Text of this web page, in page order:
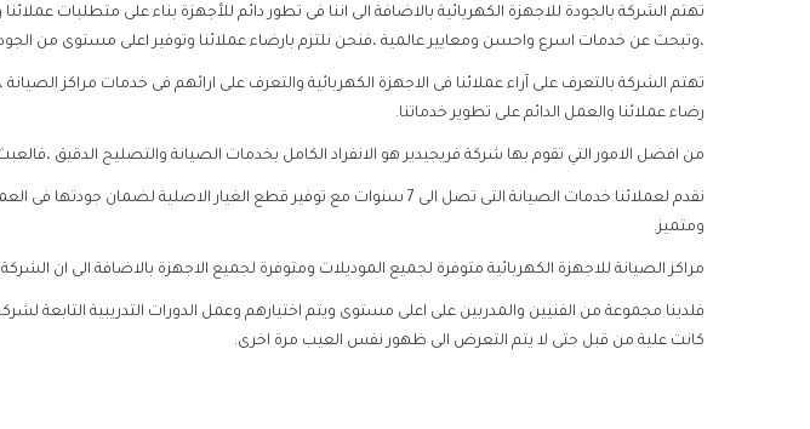
تهتم الشركة بالجودة للاجهزة الكهربائية بالاضافة الى اننا فى تطور دائم للأجهزة بناء على متطلبات
،وتبحث عن خدمات اسرع واحسن ومعايير عالمية ،فنحن نلتزم بارضاء عملائنا وتوفير اعلى مستوى من
تهتم الشركة بالتعرف على آراء عملائنا فى الاجهزة الكهربائية والتعرف على ارائهم فى خدمات مراكز
رضاء عملائنا والعمل الدائم على تطوير خدماتنا.
من افضل الامور التي تقوم بها شركة فريجيدير هو الانفراد الكامل بخدمات الصيانة والتصليح الدقيق
نقدم لعملائنا خدمات الصيانة التى تصل الى 7 سنوات مع توفير قطع الغيار
ومتميز.
مراكز الصيانة للاجهزة الكهربائية متوفرة لجميع الموديلات ومتوفرة لجميع الاجهزة بالاضافة الى ان
فلدينا مجموعة من الفنيين والمدربين على اعلى مستوى ويتم اختيارهم وعمل الدورات التدريبية التابعة
كانت علية من قبل حتى لا يتم التعرض الى ظهور نفس العيب مرة اخرى.